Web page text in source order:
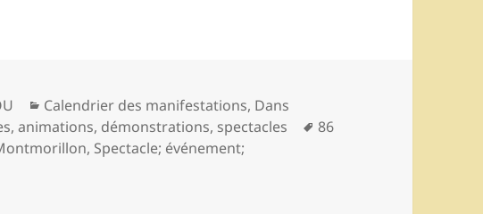
Catégories
Calendrier des manifestations, Dans
animations, démonstrations, spectacles
Mots-
86
, Spectacle; événement;